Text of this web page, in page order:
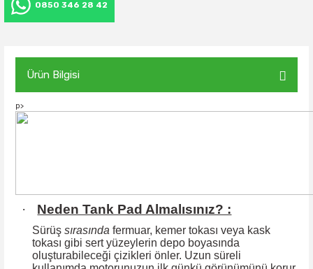
0850 346 28 42
Ürün Bilgisi
p>
· Neden Tank Pad Almalısınız? :
Sürüş sırasında fermuar, kemer tokası veya kask
tokası gibi sert yüzeylerin depo boyasında
oluşturabileceği çizikleri önler. Uzun süreli